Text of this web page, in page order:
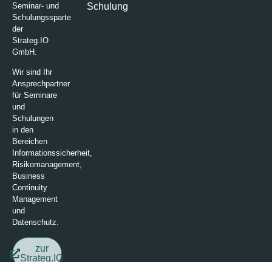
Seminar- und
Schulungssparte
der
Strateg.IO
GmbH.
Wir sind Ihr
Ansprechpartner
für Seminare
und
Schulungen
in den
Bereichen
Informationssicherheit,
Risikomanagement,
Business
Continuity
Management
und
Datenschutz.
zur
Strateg.IO
Schulung